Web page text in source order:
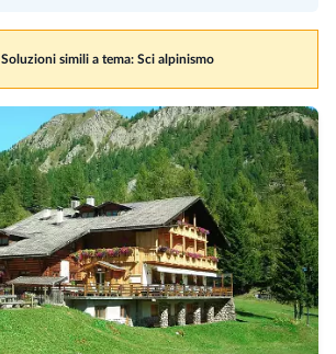
Soluzioni simili a tema: Sci alpinismo